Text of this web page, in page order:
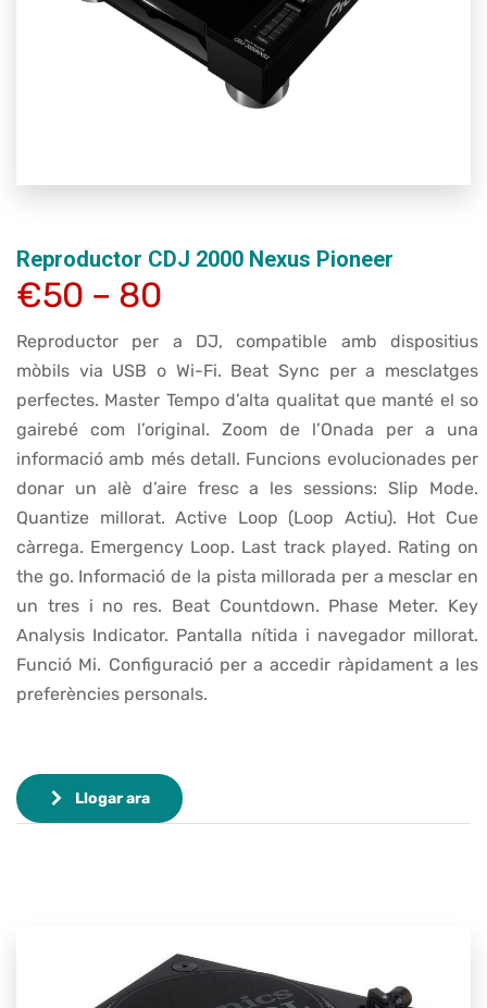
Reproductor CDJ 2000 Nexus Pioneer
€50 – 80
Reproductor per a DJ, compatible amb dispositius
mòbils via USB o Wi-Fi. Beat Sync per a mesclatges
perfectes. Master Tempo d’alta qualitat que manté el so
gairebé com l’original. Zoom de l’Onada per a una
informació amb més detall. Funcions evolucionades per
donar un alè d’aire fresc a les sessions: Slip Mode.
Quantize millorat. Active Loop (Loop Actiu). Hot Cue
càrrega. Emergency Loop. Last track played. Rating on
the go. Informació de la pista millorada per a mesclar en
un tres i no res. Beat Countdown. Phase Meter. Key
Analysis Indicator. Pantalla nítida i navegador millorat.
Funció Mi. Configuració per a accedir ràpidament a les
preferències personals.
Llogar ara